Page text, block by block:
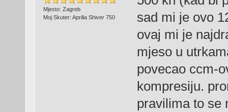
Mjesto: Zagreb
Moj Skuter: Aprilia Shiver 750
sad mi je ovo
ovaj mi je
mjeso u
povecao ccm-
kompresiju.
pravilima to se